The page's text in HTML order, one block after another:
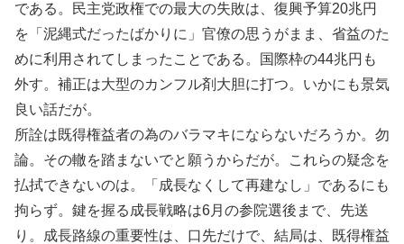
である。民主党政権での最大の失敗は、復興予算20兆円
を「泥縄式だったばかりに」官僚の思うがまま、省益のた
めに利用されてしまったことである。国際枠の44兆円も
外す。補正は大型のカンフル剤大胆に打つ。いかにも景気
良い話だが。
所詮は既得権益者の為のバラマキにならないだろうか。勿
論。その轍を踏まないでと願うからだが。これらの疑念を
払拭できないのは。「成長なくして再建なし」であるにも
拘らず。鍵を握る成長戦略は6月の参院選後まで、先送
り。成長路線の重要性は、口先だけで、結局は、既得権益